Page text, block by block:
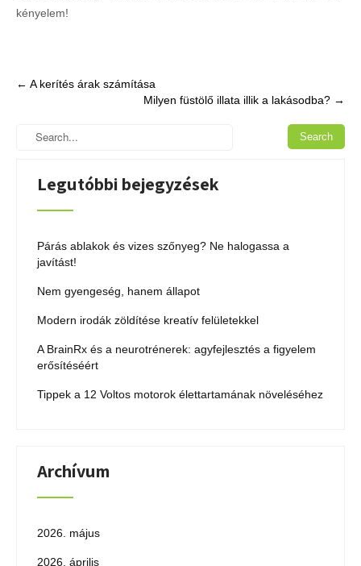
kényelem!
Post
← A kerítés árak számítása
Milyen füstölő illata illik a lakásodba? →
Legutóbbi bejegyzések
Párás ablakok és vizes szőnyeg? Ne halogassa a
javítást!
Nem gyengeség, hanem állapot
Modern irodák zöldítése kreatív felületekkel
A BrainRx és a neurotrénerek: agyfejlesztés a figyelem
erősítéséért
Tippek a 12 Voltos motorok élettartamának növeléséhez
Archívum
2026. május
2026. április